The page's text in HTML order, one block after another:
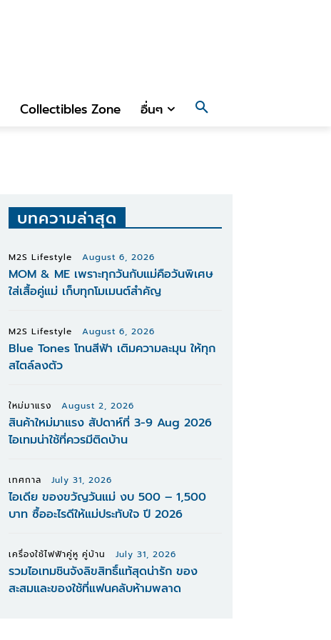
Collectibles Zone อื่นๆ
บทความล่าสุด
M2S Lifestyle August 6, 2026
MOM & ME เพราะทุกวันกับแม่คือวันพิเศษ
ใส่เสื้อคู่แม่ เก็บทุกโมเมนต์สำคัญ
M2S Lifestyle August 6, 2026
Blue Tones โทนสีฟ้า เติมความละมุน ให้ทุก
สไตล์ลงตัว
ใหม่มาแรง August 2, 2026
สินค้าใหม่มาแรง สัปดาห์ที่ 3-9 Aug 2026
ไอเทมน่าใช้ที่ควรมีติดบ้าน
เทศกาล July 31, 2026
ไอเดีย ของขวัญวันแม่ งบ 500 – 1,500
บาท ซื้ออะไรดีให้แม่ประทับใจ ปี 2026
เครื่องใช้ไฟฟ้าคู่หู คู่บ้าน July 31, 2026
รวมไอเทมชินจังลิขสิทธิ์แท้สุดน่ารัก ของ
สะสมและของใช้ที่แฟนคลับห้ามพลาด